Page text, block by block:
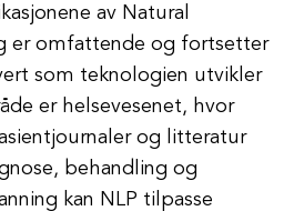
av Natural
er omfattende og fortsetter
som teknologien utvikler
er helsevesenet, hvor
og litteratur
behandling og
kan NLP tilpasse